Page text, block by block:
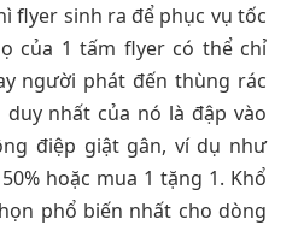
flyer sinh ra để phục vụ tốc
của 1 tấm flyer có thể chỉ
người phát đến thùng rác
nhất của nó là đập vào
điệp giật gân, ví dụ như
hoặc mua 1 tặng 1. Khổ
phổ biến nhất cho dòng